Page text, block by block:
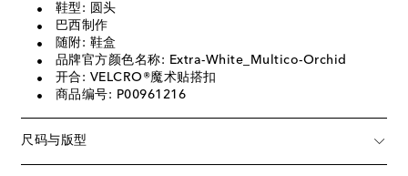
鞋型: 圆头
巴西制作
随附: 鞋盒
品牌官方颜色名称: Extra-White_Multico-Orchid
开合: VELCRO®魔术贴搭扣
商品编号: P00961216
尺码与版型